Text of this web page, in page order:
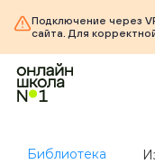
Подключение через
сайта. Для
Библиотека